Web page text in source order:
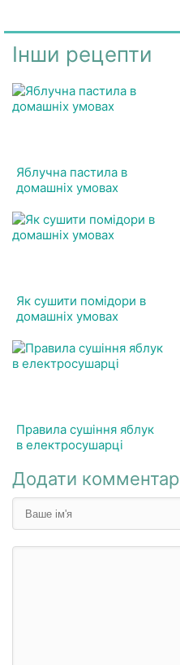
Інши рецепти
Яблучна пастила в
домашніх умовах
Як сушити помідори в
домашніх умовах
Правила сушіння яблук
в електросушарці
Додати комментар